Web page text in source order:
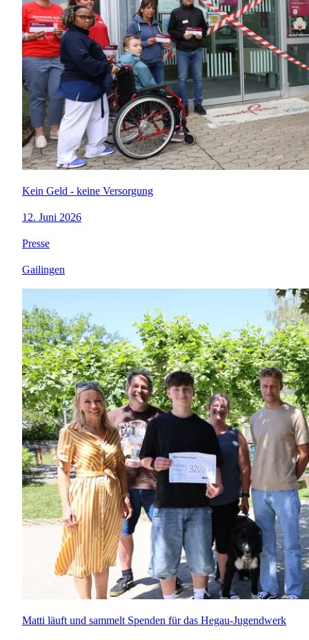
Kein Geld - keine Versorgung
12. Juni 2026
Presse
Gailingen
Matti läuft und sammelt Spenden für das Hegau-Jugendwerk